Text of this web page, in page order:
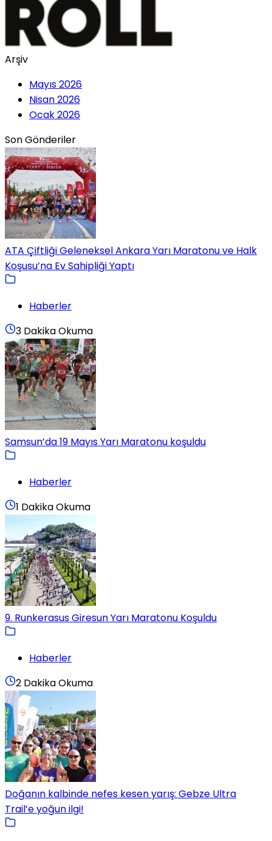
Arşiv
Mayıs 2026
Nisan 2026
Ocak 2026
Son Gönderiler
ATA Çiftliği Geleneksel Ankara Yarı Maratonu ve Halk
Koşusu’na Ev Sahipliği Yaptı
Haberler
3 Dakika Okuma
Samsun’da 19 Mayıs Yarı Maratonu koşuldu
Haberler
1 Dakika Okuma
9. Runkerasus Giresun Yarı Maratonu Koşuldu
Haberler
2 Dakika Okuma
Doğanın kalbinde nefes kesen yarış: Gebze Ultra
Trail’e yoğun ilgi!